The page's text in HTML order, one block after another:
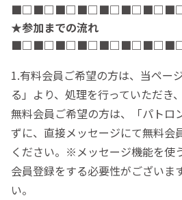
■□■□■□■□■□■□■□
★参加までの流れ
■□■□■□■□■□■□■□
1.有料会員ご希望の方は、当ペー
る」より、処理を行っていただき、
無料会員ご希望の方は、「パトロ
ずに、直接メッセージにて無料会
ください。※メッセージ機能を使
会員登録をする必要性がございま
い。